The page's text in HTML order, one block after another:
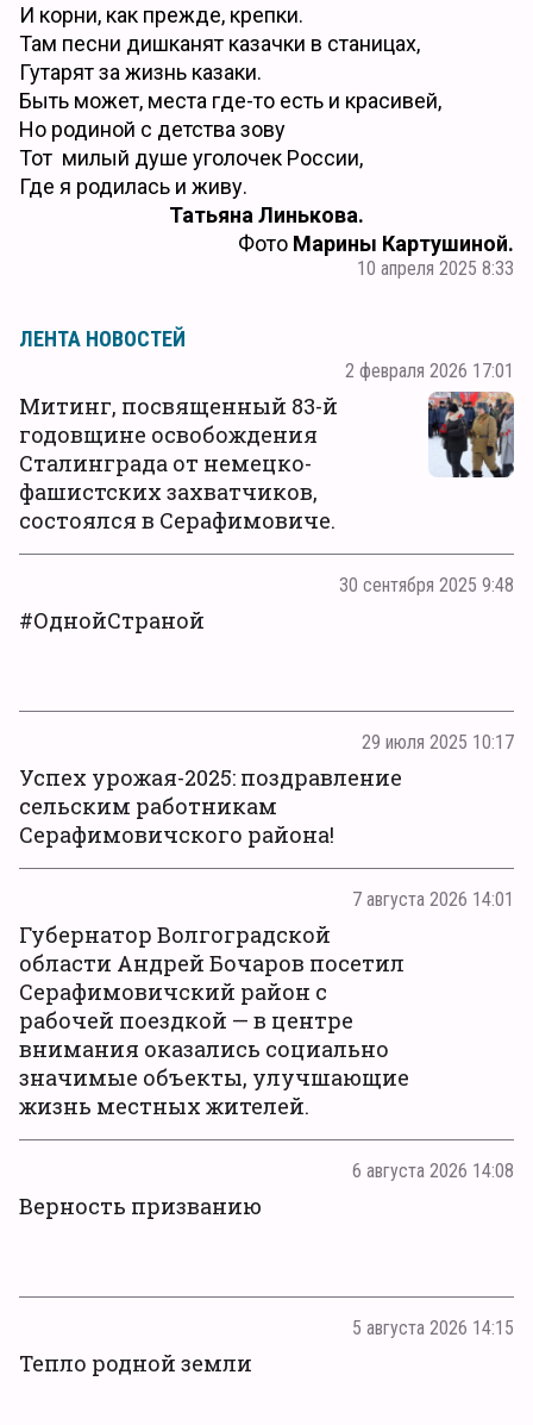
И корни, как прежде, крепки.
Там песни дишканят казачки в станицах,
Гутарят за жизнь казаки.
Быть может, места где-то есть и красивей,
Но родиной с детства зову
Тот милый душе уголочек России,
Где я родилась и живу.
Татьяна Линькова.
Фото Марины Картушиной.
10 апреля 2025 8:33
ЛЕНТА НОВОСТЕЙ
2 февраля 2026 17:01
Митинг, посвященный 83-й
годовщине освобождения
Сталинграда от немецко-
фашистских захватчиков,
состоялся в Серафимовиче.
30 сентября 2025 9:48
#ОднойСтраной
29 июля 2025 10:17
Успех урожая-2025: поздравление
сельским работникам
Серафимовичского района!
7 августа 2026 14:01
Губернатор Волгоградской
области Андрей Бочаров посетил
Серафимовичский район с
рабочей поездкой — в центре
внимания оказались социально
значимые объекты, улучшающие
жизнь местных жителей.
6 августа 2026 14:08
Верность призванию
5 августа 2026 14:15
Тепло родной земли